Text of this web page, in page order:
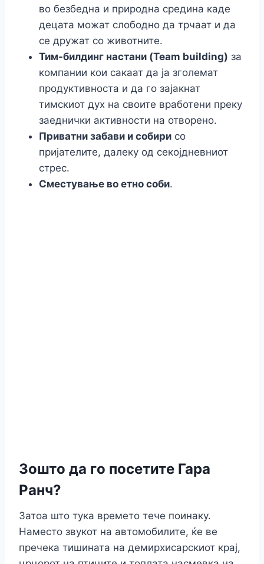
во безбедна и природна средина каде
децата можат слободно да трчаат и да
се дружат со животните.
Тим-билдинг настани (Team building) за
компании кои сакаат да ја зголемат
продуктивноста и да го зајакнат
тимскиот дух на своите вработени преку
заеднички активности на отворено.
Приватни забави и собири со
пријателите, далеку од секојдневниот
стрес.
Сместување во етно соби.
Зошто да го посетите Гара
Ранч?
Затоа што тука времето тече поинаку.
Наместо звукот на автомобилите, ќе ве
пречека тишината на демирхисарскиот крај,